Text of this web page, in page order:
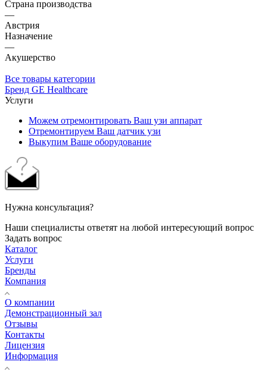
Страна производства
—
Австрия
Назначение
—
Акушерство
Все товары категории
Бренд GE Healthcare
Услуги
Можем отремонтировать Ваш узи аппарат
Отремонтируем Ваш датчик узи
Выкупим Ваше оборудование
Нужна консультация?
Наши специалисты ответят на любой интересующий вопрос
Задать вопрос
Каталог
Услуги
Бренды
Компания
О компании
Демонстрационный зал
Отзывы
Контакты
Лицензия
Информация